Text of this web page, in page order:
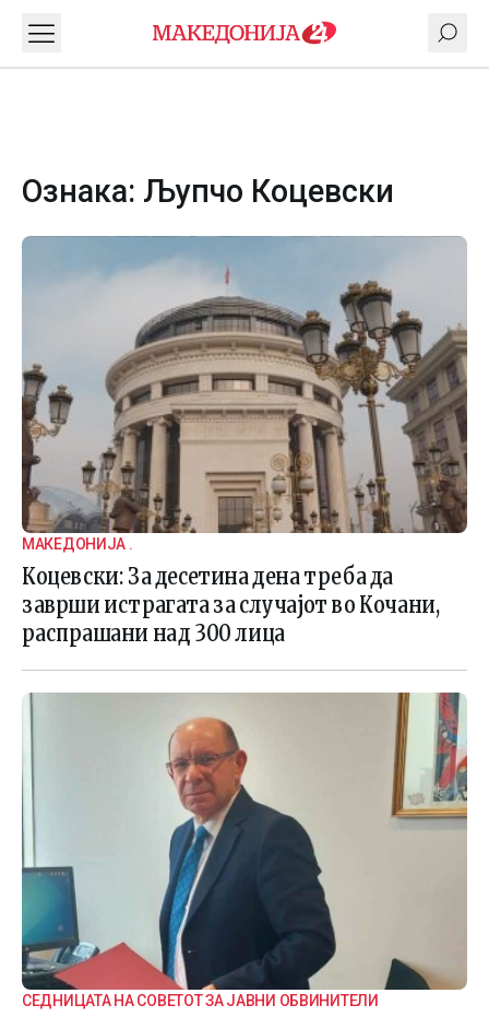
Ознака: Љупчо Коцевски
МАКЕДОНИЈА .
Коцевски: За десетина дена треба да
заврши истрагата за случајот во Кочани,
распрашани над 300 лица
СЕДНИЦАТА НА СОВЕТОТ ЗА ЈАВНИ ОБВИНИТЕЛИ